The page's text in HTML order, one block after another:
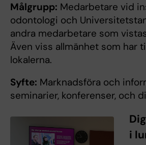
Målgrupp: Medarbetare vid
odontologi och
andra medarbetare som
Även viss allmänhet som har
lokalerna.
Syfte: Marknadsföra och
seminarier, konferenser, och
i